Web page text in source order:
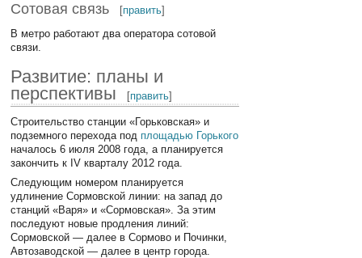
Сотовая связь [править]
В метро работают два оператора сотовой
связи.
Развитие: планы и
перспективы
[править]
Строительство станции «Горьковская» и
подземного перехода под площадью Горького
началось 6 июля 2008 года, а планируется
закончить к IV кварталу 2012 года.
Следующим номером планируется
удлинение Сормовской линии: на запад до
станций «Варя» и «Сормовская». За этим
последуют новые продления линий:
Сормовской — далее в Сормово и Починки,
Автозаводской — далее в центр города.